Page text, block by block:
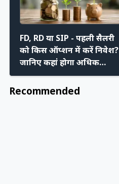
FD, RD या SIP - पहली सैलरी
को किस ऑप्शन में करें निवेश?
जानिए कहां होगा अधिक
फायदा
Recommended